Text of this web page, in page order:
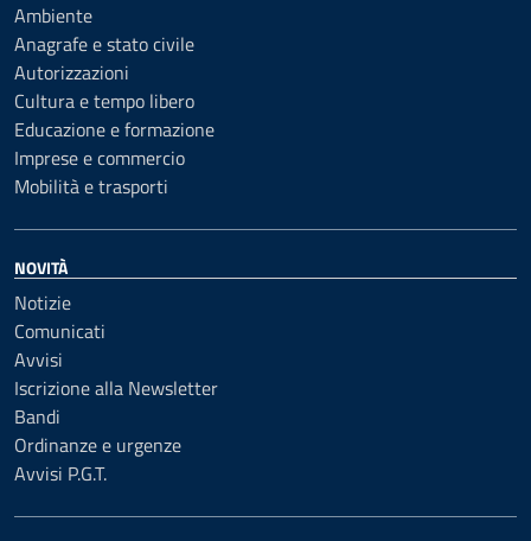
Ambiente
Anagrafe e stato civile
Autorizzazioni
Cultura e tempo libero
Educazione e formazione
Imprese e commercio
Mobilità e trasporti
NOVITÀ
Notizie
Comunicati
Avvisi
Iscrizione alla Newsletter
Bandi
Ordinanze e urgenze
Avvisi P.G.T.